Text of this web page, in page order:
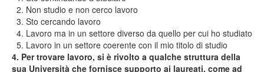
2. Non studio e non cerco lavoro
3. Sto cercando lavoro
4. Lavoro ma in un settore diverso da quello per cui ho studiato
5. Lavoro in un settore coerente con il mio titolo di studio
4. Per trovare lavoro, si è rivolto a qualche struttura della
sua Università che fornisce supporto ai laureati, come ad